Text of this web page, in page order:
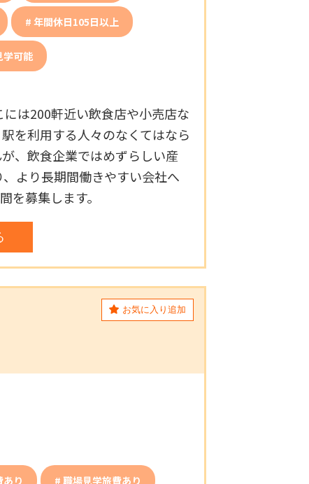
年間休日105日以上
学可能
は200軒近い飲食店や小売店な
を利用する人々のなくてはなら
、飲食企業ではめずらしい産
より長期間働きやすい会社へ
を募集します。
お気に入り追加
り 職場見学旅費あり